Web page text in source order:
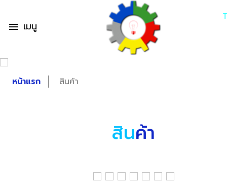
menu เมนู
หน้าแรก สินค้า
สินค้า